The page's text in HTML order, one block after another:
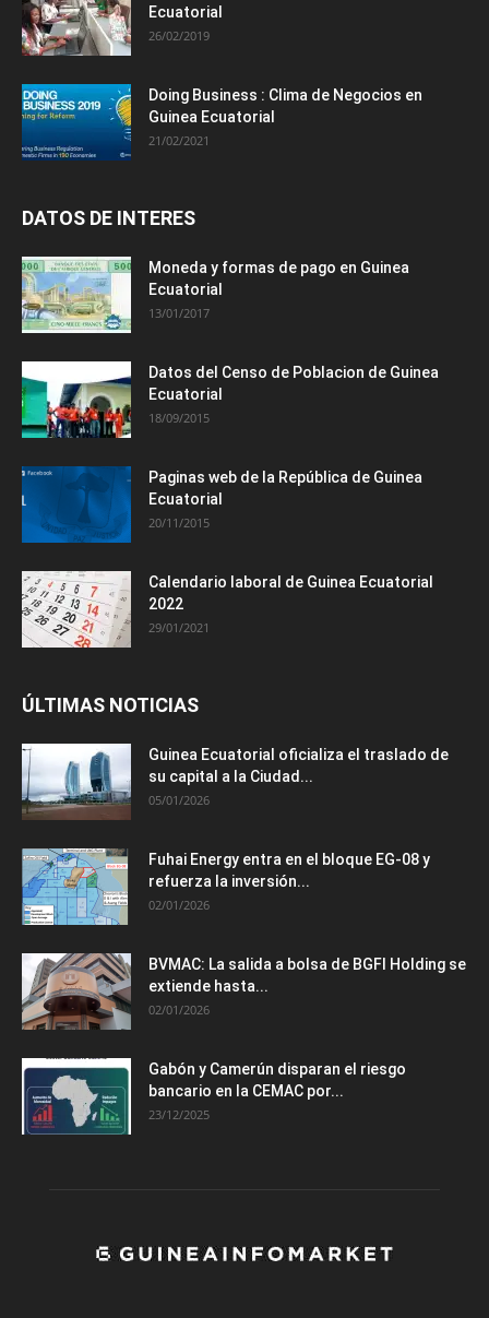
Ecuatorial
26/02/2019
Doing Business : Clima de Negocios en
Guinea Ecuatorial
21/02/2021
DATOS DE INTERES
Moneda y formas de pago en Guinea
Ecuatorial
13/01/2017
Datos del Censo de Poblacion de Guinea
Ecuatorial
18/09/2015
Paginas web de la República de Guinea
Ecuatorial
20/11/2015
Calendario laboral de Guinea Ecuatorial
2022
29/01/2021
ÚLTIMAS NOTICIAS
Guinea Ecuatorial oficializa el traslado de
su capital a la Ciudad...
05/01/2026
Fuhai Energy entra en el bloque EG-08 y
refuerza la inversión...
02/01/2026
BVMAC: La salida a bolsa de BGFI Holding se
extiende hasta...
02/01/2026
Gabón y Camerún disparan el riesgo
bancario en la CEMAC por...
23/12/2025